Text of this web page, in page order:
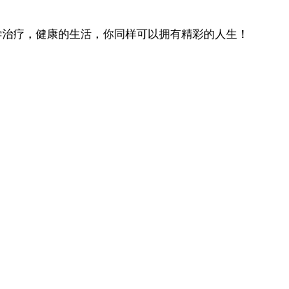
疗，健康的生活，你同样可以拥有精彩的人生！